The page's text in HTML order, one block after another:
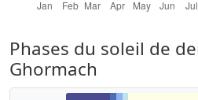
Phases du soleil de
Ghormach